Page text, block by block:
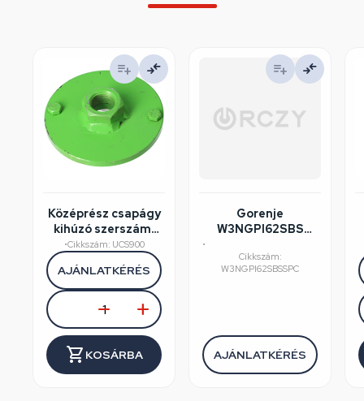
Középrész csapágy
kihúzó szerszám,
ELECTROLUX
•Cikkszám: UCS900
AJÁNLATKÉRÉS
KOSÁRBA
Gorenje
W3NGPI62SBS
felújított/szépséghibás
•
Cikkszám:
W3NGPI62SBSSPC
AJÁNLATKÉRÉS